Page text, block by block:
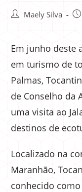
Maely Silva
Em junho deste
em turismo de
Palmas,
de Conselho da
uma visita ao
destinos de
Localizado na
Maranhão,
conhecido